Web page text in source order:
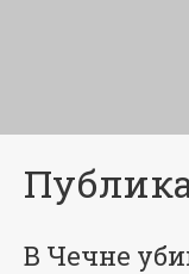
В Чечне